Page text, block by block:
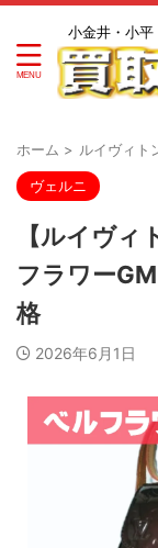
小金井・小
ホーム > ルイヴィト
ヴェルニ
【ルイヴ
フラワー
格
2026年6月1日